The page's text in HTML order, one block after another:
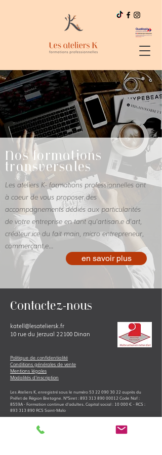
Nos formations
transversales
Les ateliers K- formations professionnelles ont
à coeur de vous proposer des
accompagnements dédiés aux particularités
de votre entreprise en tant qu'artisan.e d'art,
créateur.ice du fait main, micro entrepreneur,
commerçant.e...
en savoir plus
Contactez-nous
katell@lesateliersk.fr
10 rue du Jerzual 22100 Dinan
Politique de confidentialité
Conditions générales de vente
Mentions légales
Modalités d'inscription
Les Ateliers K, enregistré sous le numéro53 22 090 30 22 auprès du
Préfet de Région Bretagne. N°Siret :893 313 890 00012 Code Naf :
8559A- Formation continue d'adultes. Capital social : 10000 € - RCS :
893 313 890 RCS Saint-Malo